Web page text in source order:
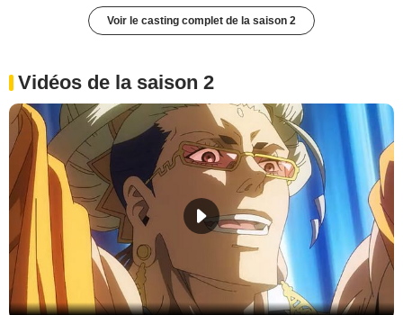
Voir le casting complet de la saison 2
Vidéos de la saison 2